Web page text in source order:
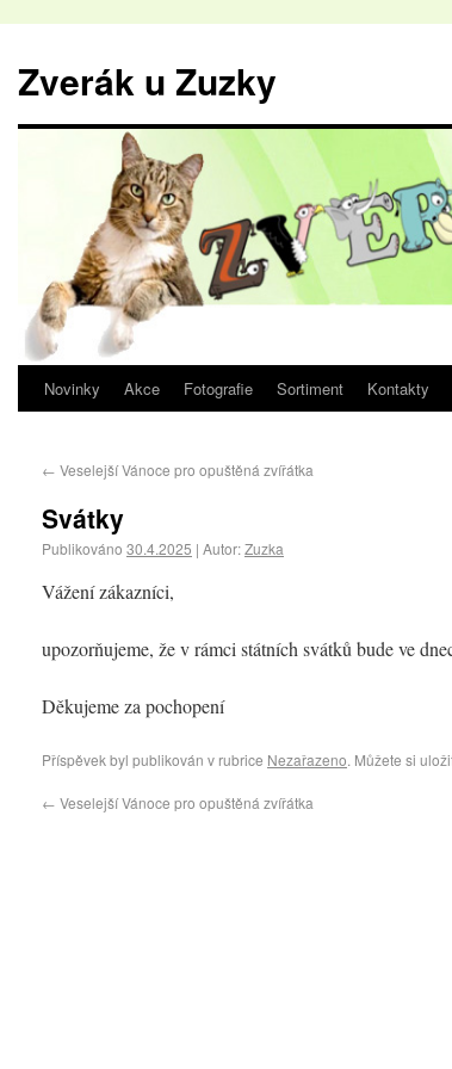
Zverák u Zuzky
Novinky Akce Fotografie Sortiment Kontakty
← Veselejší Vánoce pro opuštěná zvířátka
Svátky
Publikováno 30.4.2025 | Autor:Zuzka
Vážení zákazníci,
upozorňujeme, že v rámci státních svátků bude ve
Děkujeme za pochopení
Příspěvek byl publikován v rubrice Nezařazeno. Můžete si
← Veselejší Vánoce pro opuštěná zvířátka